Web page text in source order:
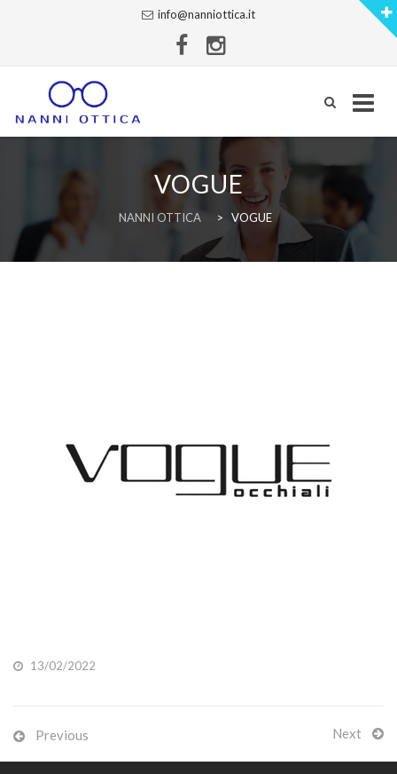
info@nanniottica.it
VOGUE
NANNI OTTICA > VOGUE
13/02/2022
Previous Next